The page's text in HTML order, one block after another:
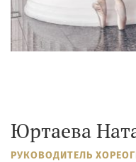
Юртаева
РУКОВОДИТЕЛЬ